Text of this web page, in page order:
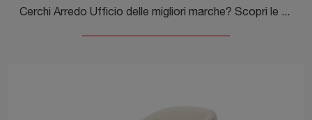
Cerchi Arredo Ufficio delle migliori marche? Scopri le diverse proposte di sedie operative in pelle, come il modello Miranda Wheels di Cattelan ...